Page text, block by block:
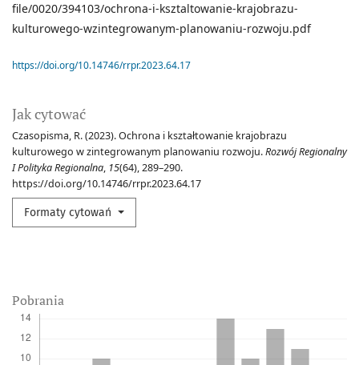
Jak cytować
Czasopisma, R. (2023). Ochrona i kształtowanie krajobrazu
kulturowego w zintegrowanym planowaniu rozwoju.Rozwój Regionalny
I Polityka Regionalna, 15(64), 289–290.
https://doi.org/10.14746/rrpr.2023.64.17
Formaty cytowań
file/0020/394103/ochrona-i-ksztaltowanie-krajobrazu-
kulturowego-wzintegrowanym-planowaniu-rozwoju.pdf
https://doi.org/10.14746/rrpr.2023.64.17
Pobrania